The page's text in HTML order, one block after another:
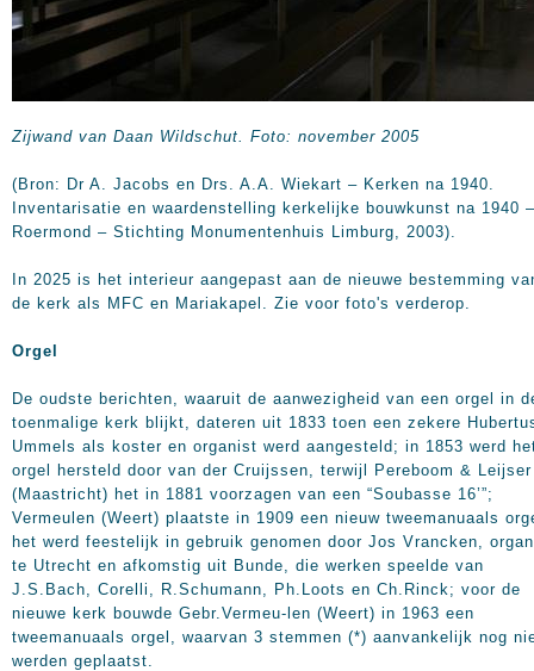
Zijwand van Daan Wildschut. Foto: november 2005
(Bron: Dr A. Jacobs en Drs. A.A. Wiekart – Kerken na 1940.
Inventarisatie en waardenstelling kerkelijke bouwkunst na 1940 –
Roermond – Stichting Monumentenhuis Limburg, 2003).
In 2025 is het interieur aangepast aan de nieuwe bestemming
de kerk als MFC en Mariakapel. Zie voor foto's verderop.
Orgel
De oudste berichten, waaruit de aanwezigheid van een orgel in
toenmalige kerk blijkt, dateren uit 1833 toen een zekere
Ummels als koster en organist werd aangesteld; in 1853 werd
orgel hersteld door van der Cruijssen, terwijl Pereboom & Leijser
(Maastricht) het in 1881 voorzagen van een “Soubasse 16’”;
Vermeulen (Weert) plaatste in 1909 een nieuw tweemanuaals
het werd feestelijk in gebruik genomen door Jos Vrancken,
te Utrecht en afkomstig uit Bunde, die werken speelde van
J.S.Bach, Corelli, R.Schumann, Ph.Loots en Ch.Rinck; voor de
nieuwe kerk bouwde Gebr.Vermeu-len (Weert) in 1963 een
tweemanuaals orgel, waarvan 3 stemmen (*) aanvankelijk nog
werden geplaatst.